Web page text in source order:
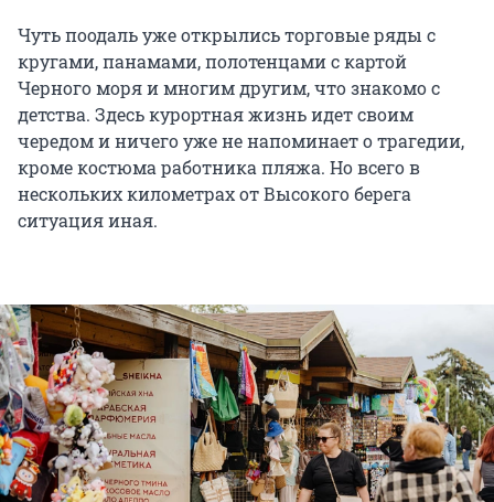
Чуть поодаль уже открылись торговые ряды с
кругами, панамами, полотенцами с картой
Черного моря и многим другим, что знакомо с
детства. Здесь курортная жизнь идет своим
чередом и ничего уже не напоминает о трагедии,
кроме костюма работника пляжа. Но всего в
нескольких километрах от Высокого берега
ситуация иная.